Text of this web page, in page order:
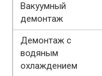
Вакуумный
демонтаж
Демонтаж с
водяным
охлаждением